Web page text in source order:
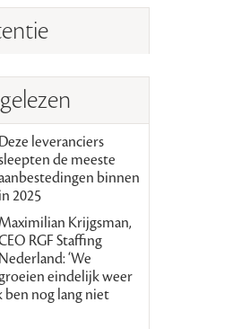
Deze leveranciers
de meeste
binnen
in 2025
Krijgsman,
RGF Staffing
Nederland: ‘We
eindelijk weer
ben nog lang niet